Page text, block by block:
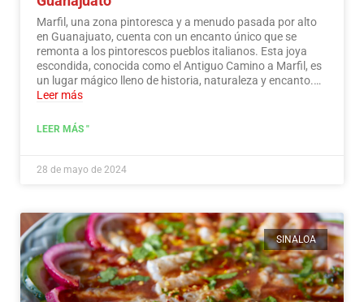
Marfil, una zona pintoresca y a menudo pasada por alto
en Guanajuato, cuenta con un encanto único que se
remonta a los pintorescos pueblos italianos. Esta joya
escondida, conocida como el Antiguo Camino a Marfil, es
un lugar mágico lleno de historia, naturaleza y encanto.…
Leer más
LEER MÁS "
28 de mayo de 2024
SINALOA